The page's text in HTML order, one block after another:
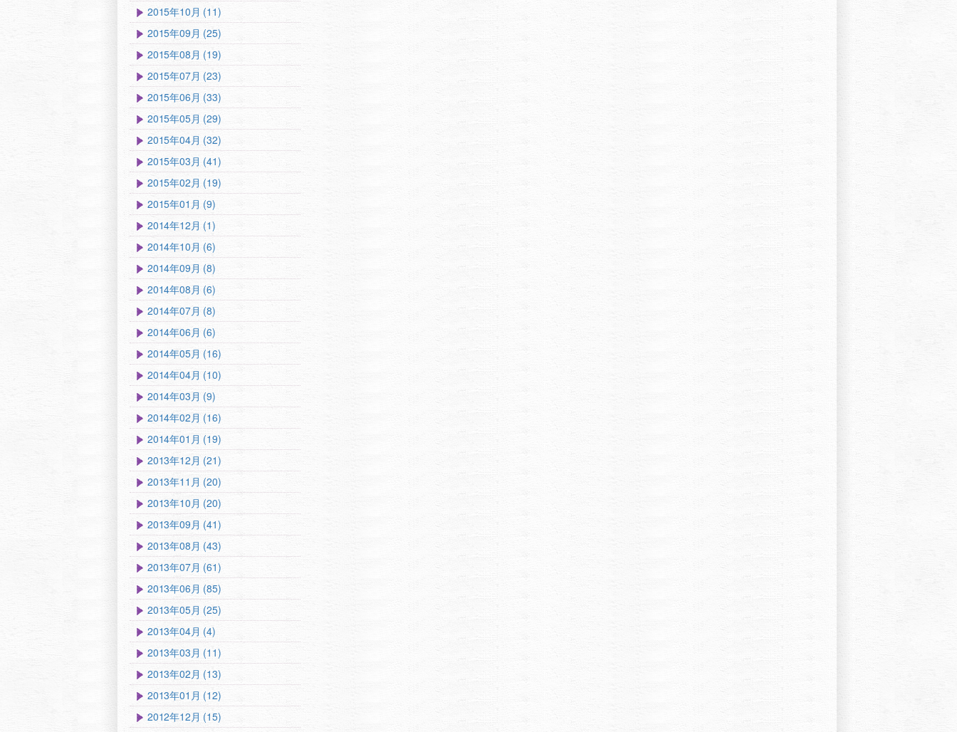
2015年10月 (11)
2015年09月 (25)
2015年08月 (19)
2015年07月 (23)
2015年06月 (33)
2015年05月 (29)
2015年04月 (32)
2015年03月 (41)
2015年02月 (19)
2015年01月 (9)
2014年12月 (1)
2014年10月 (6)
2014年09月 (8)
2014年08月 (6)
2014年07月 (8)
2014年06月 (6)
2014年05月 (16)
2014年04月 (10)
2014年03月 (9)
2014年02月 (16)
2014年01月 (19)
2013年12月 (21)
2013年11月 (20)
2013年10月 (20)
2013年09月 (41)
2013年08月 (43)
2013年07月 (61)
2013年06月 (85)
2013年05月 (25)
2013年04月 (4)
2013年03月 (11)
2013年02月 (13)
2013年01月 (12)
2012年12月 (15)